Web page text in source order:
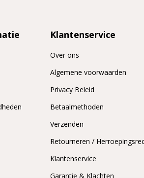
Klantenservice
Over ons
Algemene voorwaarden
Privacy Beleid
Betaalmethoden
Verzenden
Retourneren /
Klantenservice
Garantie & Klachten